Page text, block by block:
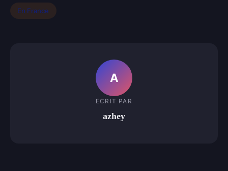
En France
A
ECRIT PAR
azhey